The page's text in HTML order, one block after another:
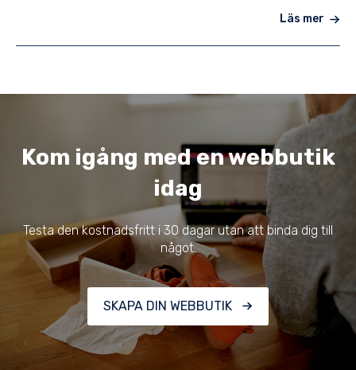
Läs mer
Kom igång med en webbutik
idag
Testa den kostnadsfritt i 30 dagar utan att binda dig till
något.
SKAPA DIN WEBBUTIK